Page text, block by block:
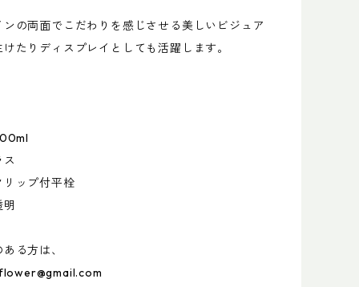
の両面でこだわりを感じさせる美しいビジュア
たりディスプレイとしても活躍します。
ップ付平栓
る方は、